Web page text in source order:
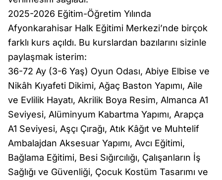
2025-2026 Eğitim-Öğretim Yılında
Afyonkarahisar Halk Eğitimi Merkezi’nde birçok
farklı kurs açıldı. Bu kurslardan bazılarını sizinle
paylaşmak isterim:
36-72 Ay (3-6 Yaş) Oyun Odası, Abiye Elbise ve
Nikâh Kıyafeti Dikimi, Ağaç Baston Yapımı, Aile
ve Evlilik Hayatı, Akrilik Boya Resim, Almanca A1
Seviyesi, Alüminyum Kabartma Yapımı, Arapça
A1 Seviyesi, Aşçı Çırağı, Atık Kâğıt ve Muhtelif
Ambalajdan Aksesuar Yapımı, Avcı Eğitimi,
Bağlama Eğitimi, Besi Sığırcılığı, Çalışanların İş
Sağlığı ve Güvenliği, Çocuk Kostüm Tasarımı ve